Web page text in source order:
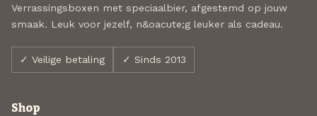
Verrassingsboxen met speciaalbier, afgestemd op jouw
smaak. Leuk voor jezelf, n&oacute;g leuker als cadeau.
✓ Veilige betaling ✓ Sinds 2013
Shop